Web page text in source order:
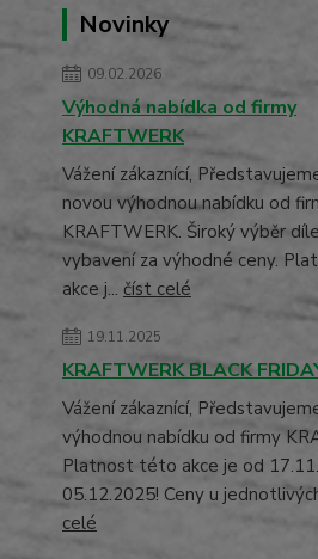
Novinky
09.02.2026
Výhodná nabídka od firmy
KRAFTWERK
Vážení zákaznící,
novou výhodnou nabídku od
KRAFTWERK. Široký výběr
vybavení za výhodné ceny.
akce j... číst celé
19.11.2025
KRAFTWERK BLACK
Vážení zákaznící,
výhodnou nabídku od firmy
Platnost této akce je od
05.12.2025! Ceny u
celé